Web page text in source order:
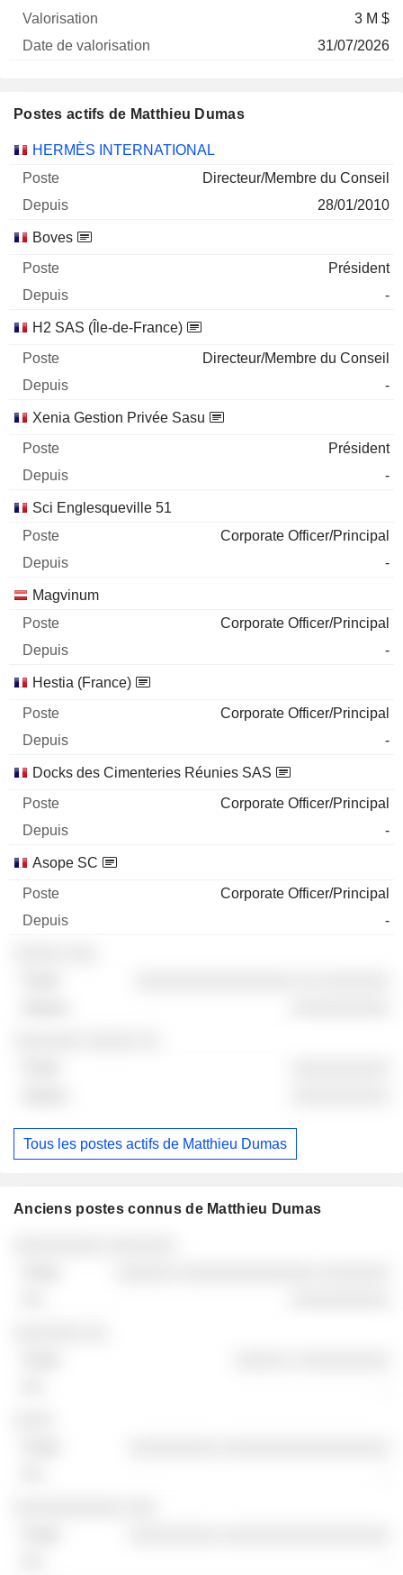
3 M $
31/07/2026
Postes actifs de Matthieu Dumas
Sociétés Poste Début
HERMÈS INTERNATIONAL
Directeur/Membre du Conseil
28/01/2010
Boves
Président
-
H2 SAS (Île-de-France)
Directeur/Membre du Conseil
-
Xenia Gestion Privée Sasu
Président
-
Sci Englesqueville 51
Corporate Officer/Principal
-
Magvinum
Corporate Officer/Principal
-
Hestia (France)
Corporate Officer/Principal
-
Docks des Cimenteries Réunies SAS
Corporate Officer/Principal
-
Asope SC
Corporate Officer/Principal
-
Tous les postes actifs de Matthieu Dumas
Anciens postes connus de Matthieu Dumas